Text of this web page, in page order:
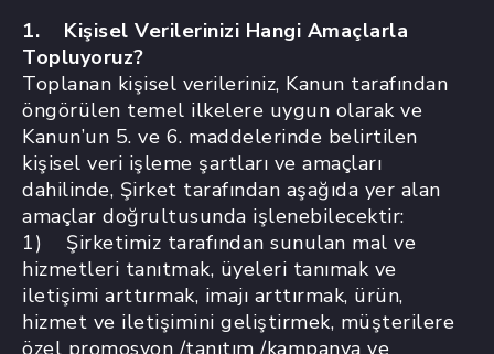
1. Kişisel Verilerinizi Hangi Amaçlarla
Topluyoruz?
Toplanan kişisel verileriniz, Kanun tarafından
öngörülen temel ilkelere uygun olarak ve
Kanun’un 5. ve 6. maddelerinde belirtilen
kişisel veri işleme şartları ve amaçları
dahilinde, Şirket tarafından aşağıda yer alan
amaçlar doğrultusunda işlenebilecektir:
1) Şirketimiz tarafından sunulan mal ve
hizmetleri tanıtmak, üyeleri tanımak ve
iletişimi arttırmak, imajı arttırmak, ürün,
hizmet ve iletişimini geliştirmek, müşterilere
özel promosyon /tanıtım /kampanya ve